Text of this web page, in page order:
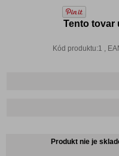
Tento tovar
Kód produktu:1 ,
Produkt nie je